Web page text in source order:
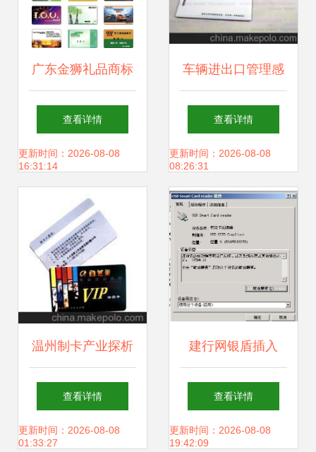
广东金狮礼品商标
公司 打造高品质皮
具卡与印刷卡的智
能新标杆
查看详情
更新时间：2026-08-08
16:31:14
车辆进出口管理感
应卡的专业之选
——深圳市正东实
业解析
查看详情
更新时间：2026-08-08
08:26:31
温州制卡产业探析
苍南、龙港为企业
加工铺就智能卡发
查看详情
更新时间：2026-08-08
01:33:27
建行网银盾插入
后“咚咚”两声未识
别怎么办？详解智
查看详情
更新时间：2026-08-08
19:42:09